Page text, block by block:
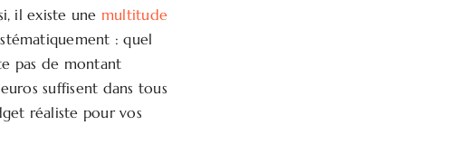
il existe une multitude
: quel
pas de montant
suffisent dans tous
réaliste pour vos